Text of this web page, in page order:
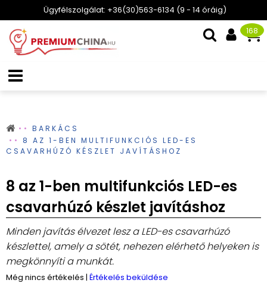
Ügyfélszolgálat: +36(30)563-6134 (9 - 14 óráig)
168
BARKÁCS
8 AZ 1-BEN MULTIFUNKCIÓS LED-ES
CSAVARHÚZÓ KÉSZLET JAVÍTÁSHOZ
8 az 1-ben multifunkciós LED-es
csavarhúzó készlet javításhoz
Minden javítás élvezet lesz a LED-es csavarhúzó
készlettel, amely a sötét, nehezen elérhető helyeken is
megkönnyíti a munkát.
Még nincs értékelés | Értékelés beküldése